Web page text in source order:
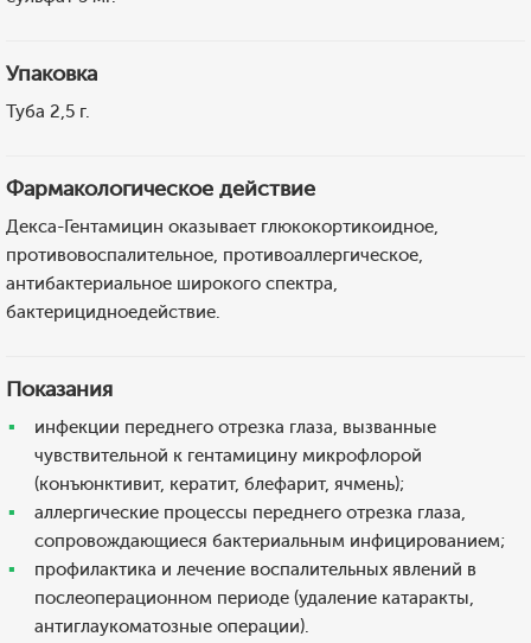
Упаковка
Туба 2,5 г.
Фармакологическое действие
Декса-Гентамицин оказывает глюкокортикоидное,
противовоспалительное, противоаллергическое,
антибактериальное широкого спектра,
бактерицидноедействие.
Показания
инфекции переднего отрезка глаза, вызванные
чувствительной к гентамицину микрофлорой
(конъюнктивит, кератит, блефарит, ячмень);
аллергические процессы переднего отрезка глаза,
сопровождающиеся бактериальным инфицированием;
профилактика и лечение воспалительных явлений в
послеоперационном периоде (удаление катаракты,
антиглаукоматозные операции).